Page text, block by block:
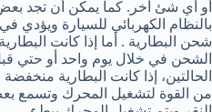
أو أي شئ أخر. كما يمكن أن تجد
بالنظام الكهربائي للسيارة ويؤدي
شحن البطارية . أما إذا كانت
الشحن في خلال يوم واحد أو حتي
الحالتين، إذا كانت البطارية
من القوة لتشغيل المحرك وتسمع